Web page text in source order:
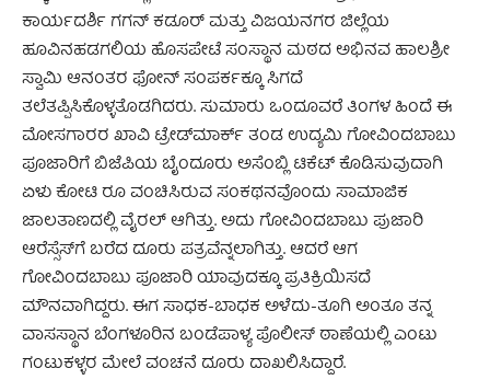
ಕಾರ್ಯದರ್ಶಿ ಗಗನ್ ಕಡೂರ್ ಮತ್ತು ವಿಜಯನಗರ ಜಿಲ್ಲೆಯ
ಹೂವಿನಹಡಗಲಿಯ ಹೊಸಪೇಟೆ ಸಂಸ್ಥಾನ ಮಠದ ಅಭಿನವ ಹಾಲಶ್ರೀ
ಸ್ವಾಮಿ ಆನಂತರ ಫೋನ್ ಸಂಪರ್ಕಕ್ಕೂ ಸಿಗದೆ
ತಲೆತಪ್ಪಿಸಿಕೊಳ್ಳತೊಡಗಿದರು. ಸುಮಾರು ಒಂದೂವರೆ ತಿಂಗಳ ಹಿಂದೆ ಈ
ಮೋಸಗಾರರ ಖಾವಿ ಟ್ರೇಡ್‌ಮಾರ್ಕ್ ತಂಡ ಉದ್ಯಮಿ ಗೋವಿಂದಬಾಬು
ಪೂಜಾರಿಗೆ ಬಿಜೆಪಿಯ ಬೈಂದೂರು ಅಸೆಂಬ್ಲಿ ಟಿಕೆಟ್ ಕೊಡಿಸುವುದಾಗಿ
ಏಳು ಕೋಟಿ ರೂ ವಂಚಿಸಿರುವ ಸಂಕಥನವೊಂದು ಸಾಮಾಜಿಕ
ಜಾಲತಾಣದಲ್ಲಿ ವೈರಲ್ ಆಗಿತ್ತು. ಅದು ಗೋವಿಂದಬಾಬು ಪುಜಾರಿ
ಆರೆಸ್ಸೆಸ್‌ಗೆ ಬರೆದ ದೂರು ಪತ್ರವೆನ್ನಲಾಗಿತ್ತು. ಆದರೆ ಆಗ
ಗೋವಿಂದಬಾಬು ಪೂಜಾರಿ ಯಾವುದಕ್ಕೂ ಪ್ರತಿಕ್ರಿಯಿಸದೆ
ಮೌನವಾಗಿದ್ದರು. ಈಗ ಸಾಧಕ-ಬಾಧಕ ಅಳೆದು-ತೂಗಿ ಅಂತೂ ತನ್ನ
ವಾಸಸ್ಥಾನ ಬೆಂಗಳೂರಿನ ಬಂಡೆಪಾಳ್ಯ ಪೊಲೀಸ್ ಠಾಣೆಯಲ್ಲಿ ಎಂಟು
ಗಂಟುಕಳ್ಳರ ಮೇಲೆ ವಂಚನೆ ದೂರು ದಾಖಲಿಸಿದ್ದಾರೆ.